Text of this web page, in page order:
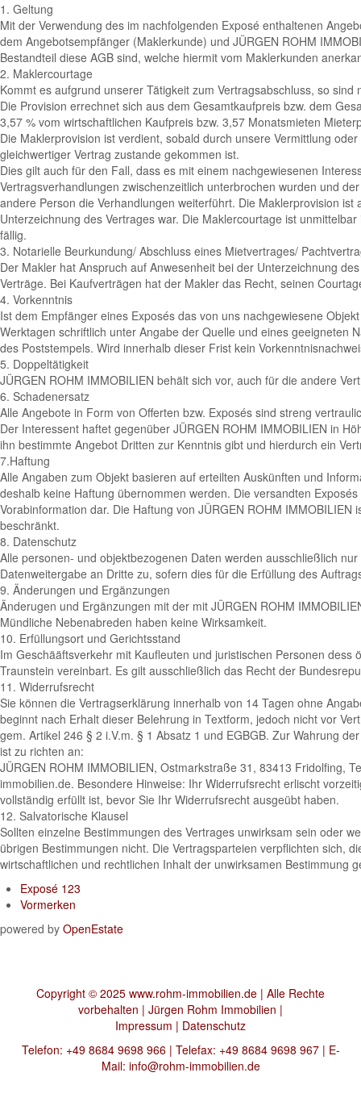
1. Geltung
Mit der Verwendung des im nachfolgenden Exposé enthaltenen
dem Angebotsempfänger (Maklerkunde) und JÜRGEN ROHM
Bestandteil diese AGB sind, welche hiermit vom Maklerkunden
2. Maklercourtage
Kommt es aufgrund unserer Tätigkeit zum Vertragsabschluss, so
Die Provision errechnet sich aus dem Gesamtkaufpreis bzw. dem
3,57 % vom wirtschaftlichen Kaufpreis bzw. 3,57 Monatsmieten
Die Maklerprovision ist verdient, sobald durch unsere Vermittlung
gleichwertiger Vertrag zustande gekommen ist.
Dies gilt auch für den Fall, dass es mit einem nachgewiesenen
Vertragsverhandlungen zwischenzeitlich unterbrochen wurden und
andere Person die Verhandlungen weiterführt. Die Maklerprovision
Unterzeichnung des Vertrages war. Die Maklercourtage ist
fällig.
3. Notarielle Beurkundung/ Abschluss eines Mietvertrages/
Der Makler hat Anspruch auf Anwesenheit bei der Unterzeichnung
Verträge. Bei Kaufverträgen hat der Makler das Recht, seinen
4. Vorkenntnis
Ist dem Empfänger eines Exposés das von uns nachgewiesene
Werktagen schriftlich unter Angabe der Quelle und eines geeigneten
des Poststempels. Wird innerhalb dieser Frist kein
5. Doppeltätigkeit
JÜRGEN ROHM IMMOBILIEN behält sich vor, auch für die andere
6. Schadenersatz
Alle Angebote in Form von Offerten bzw. Exposés sind streng
Der Interessent haftet gegenüber JÜRGEN ROHM IMMOBILIEN in
ihn bestimmte Angebot Dritten zur Kenntnis gibt und hierdurch ein
7.Haftung
Alle Angaben zum Objekt basieren auf erteilten Auskünften und
deshalb keine Haftung übernommen werden. Die versandten
Vorabinformation dar. Die Haftung von JÜRGEN ROHM
beschränkt.
8. Datenschutz
Alle personen- und objektbezogenen Daten werden ausschließlich
Datenweitergabe an Dritte zu, sofern dies für die Erfüllung des
9. Änderungen und Ergänzungen
Änderugen und Ergänzungen mit der mit JÜRGEN ROHM
Mündliche Nebenabreden haben keine Wirksamkeit.
10. Erfüllungsort und Gerichtsstand
Im Geschääftsverkehr mit Kaufleuten und juristischen Personen
Traunstein vereinbart. Es gilt ausschließlich das Recht der
11. Widerrufsrecht
Sie können die Vertragserklärung innerhalb von 14 Tagen ohne
beginnt nach Erhalt dieser Belehrung in Textform, jedoch nicht vor
gem. Artikel 246 § 2 i.V.m. § 1 Absatz 1 und EGBGB. Zur Wahrung
ist zu richten an:
JÜRGEN ROHM IMMOBILIEN, Ostmarkstraße 31, 83413 Fridolfing,
immobilien.de. Besondere Hinweise: Ihr Widerrufsrecht erlischt
vollständig erfüllt ist, bevor Sie Ihr Widerrufsrecht ausgeübt haben.
12. Salvatorische Klausel
Sollten einzelne Bestimmungen des Vertrages unwirksam sein oder
übrigen Bestimmungen nicht. Die Vertragsparteien verpflichten sich,
wirtschaftlichen und rechtlichen Inhalt der unwirksamen Bestimmung
Exposé 123
Vormerken
powered by OpenEstate
Copyright © 2025 www.rohm-immobilien.de | Alle Rechte
vorbehalten | Jürgen Rohm Immobilien |
Impressum | Datenschutz
Telefon: +49 8684 9698 966 | Telefax: +49 8684 9698 967 | E-
Mail: info@rohm-immobilien.de